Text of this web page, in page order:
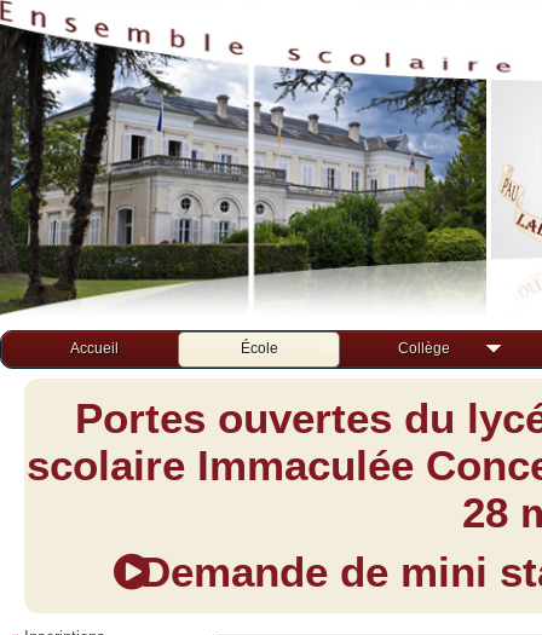
Accueil École Collège
Portes ouvertes du
scolaire Immaculée
28
Demande de mini